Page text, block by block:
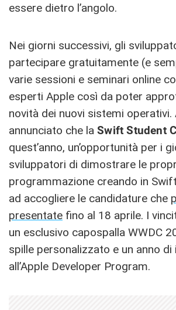
essere dietro l’angolo.
Nei giorni successivi, gli
partecipare gratuitamente (e
varie sessioni e seminari online
esperti Apple così da poter
novità dei nuovi sistemi operativi.
annunciato che la Swift Student
quest’anno, un’opportunità per i
sviluppatori di dimostrare le
programmazione creando in
ad accogliere le candidature che
presentate fino al 18 aprile. I
un esclusivo capospalla WWDC
spille personalizzato e un anno di
all’Apple Developer Program.